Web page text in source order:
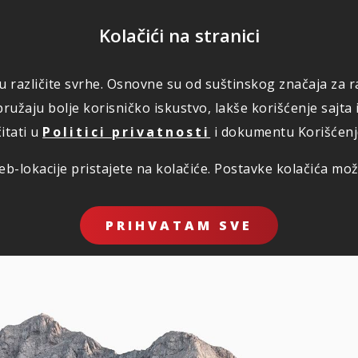
Kolačići na stranici
različite svrhe. Osnovne su od suštinskog značaja za
bolje korisničko iskustvo, lakše korišćenje sajta
u Politici privatnosti i dokumentu
lokacije pristajete na kolačiće. Postavke kolačića
PRIHVATAM SVE
ŠTETE KORISNO O NAMA
spletnega mesta "triglav.rs/Glavni sadržaj/Kalkulatori/
spletnega mesta "triglav.rs/Glavni sadržaj/Kalkulatori/
v Prikazovalniku spletne vsebine in izberite